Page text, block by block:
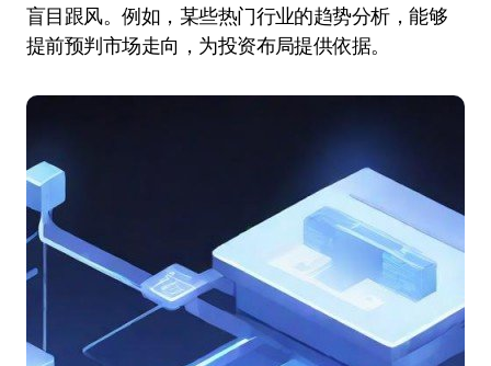
盲目跟风。例如，某些热门行业的趋势分析，能够
提前预判市场走向，为投资布局提供依据。